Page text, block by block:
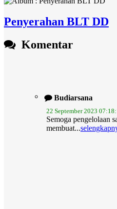
Penyerahan BLT DD
Komentar
22 September 2023
Semoga pengelolaan
membuat...